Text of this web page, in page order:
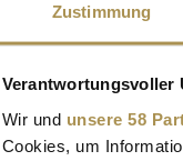
Zustimmung
Verantwortungsvoller
Wir und unsere 58
Cookies, um